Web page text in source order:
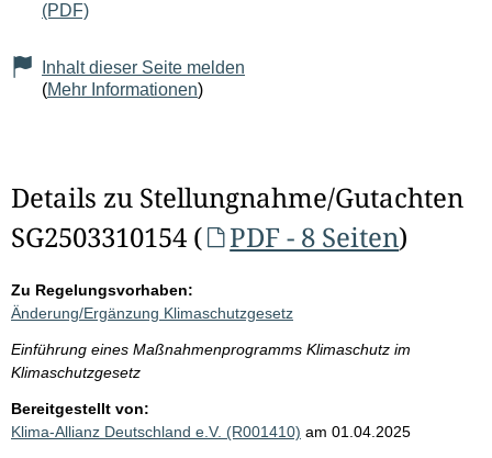
(PDF)
Inhalt dieser Seite melden
(Mehr Informationen)
Details zu Stellungnahme/Gutachten
SG2503310154 (
PDF - 8 Seiten)
Zu Regelungsvorhaben:
Änderung/Ergänzung Klimaschutzgesetz
Einführung eines Maßnahmenprogramms Klimaschutz im
Klimaschutzgesetz
Bereitgestellt von:
Klima-Allianz Deutschland e.V. (R001410) am 01.04.2025